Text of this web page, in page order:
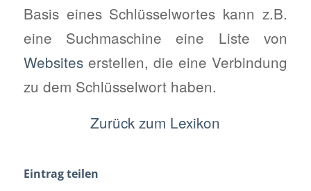
Basis eines Schlüsselwortes kann z.B.
eine Suchmaschine eine Liste von
Websiteserstellen, die eine Verbindung
zu dem Schlüsselwort haben.
Zurück zum Lexikon
Eintrag teilen